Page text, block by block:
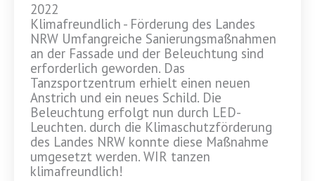
2022
Klimafreundlich - Förderung des Landes
NRW Umfangreiche Sanierungsmaßnahmen
an der Fassade und der Beleuchtung sind
erforderlich geworden. Das
Tanzsportzentrum erhielt einen neuen
Anstrich und ein neues Schild. Die
Beleuchtung erfolgt nun durch LED-
Leuchten. durch die Klimaschutzförderung
des Landes NRW konnte diese Maßnahme
umgesetzt werden. WIR tanzen
klimafreundlich!